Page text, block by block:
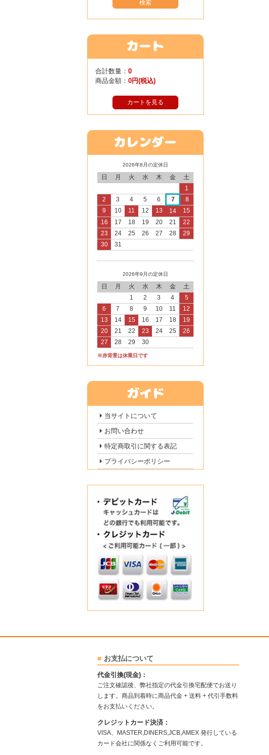
合計数量： 0
商品金額： 0円(税込)
カートを見る
2026年8月の定休日
日 月 火 水 木 金
土
1
2
3 4 5 6 7
8
9
10 11 12 13 14
15
16
17 18 19 20 21
22
23
24 25 26 27 28
29
30
31
2026年9月の定休日
日 月 火 水 木 金
土
1
2 3 4
5
6
7 8 9 10 11
12
13
14 15 16 17 18
19
20
21 22 23 24 25
26
27
28 29 30
※赤背景は休業日です
当サイトについて
お問い合わせ
特定商取引に関する表記
プライバシーポリシー
お支払について
代金引換(現金)：
ご注文確認後、弊社指定の代金引換宅配便でお送り
します。商品到着時に商品代金 + 送料 + 代引手数料
をお支払いください。
クレジットカード決済：
VISA、MASTER,DINERS,JCB,AMEX 発行している
カード会社に関係なくご利用可能です。